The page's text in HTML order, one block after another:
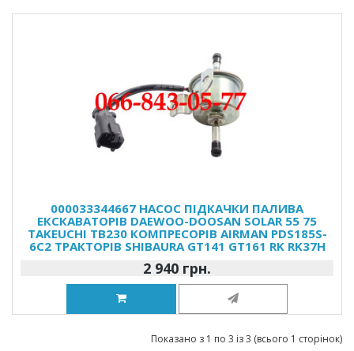
000033344667 НАСОС ПІДКАЧКИ ПАЛИВА
ЕКСКАВАТОРІВ DAEWOO-DOOSAN SOLAR 55 75
TAKEUCHI TB230 КОМПРЕСОРІВ AIRMAN PDS185S-
6C2 ТРАКТОРІВ SHIBAURA GT141 GT161 RK RK37H
2 940 грн.
Показано з 1 по 3 із 3 (всього 1 сторінок)